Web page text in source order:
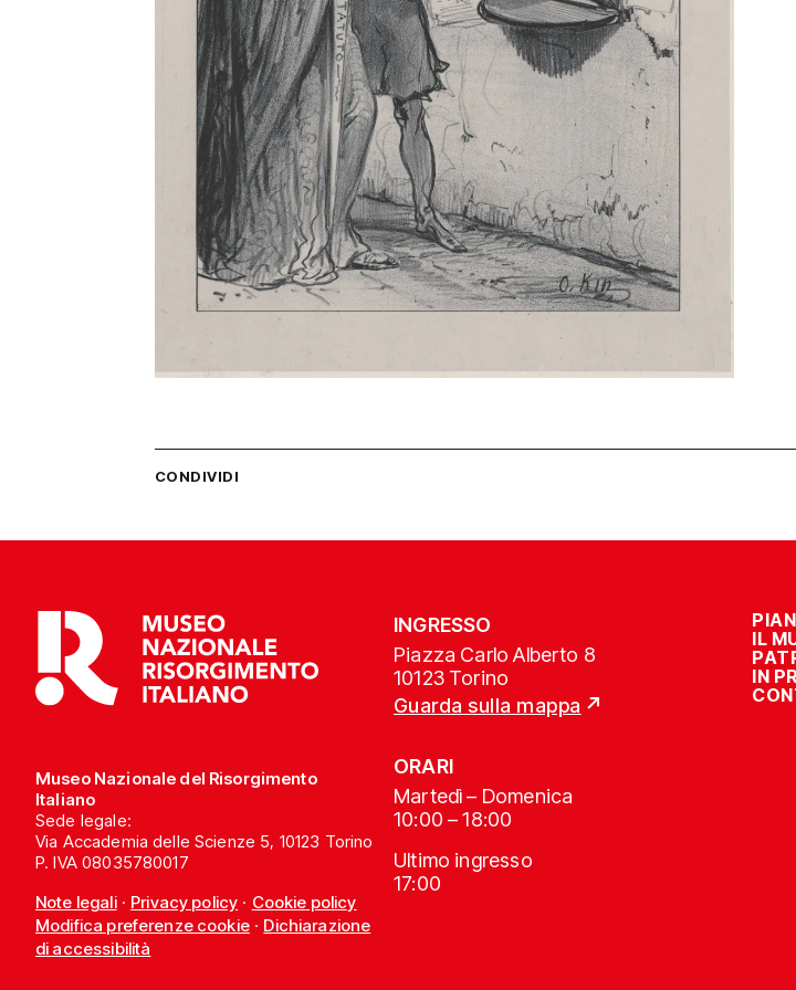
CONDIVIDI
Museo Nazionale del Risorgimento
Italiano
Sede legale:
Via Accademia delle Scienze 5, 10123 Torino
P. IVA 08035780017
Note legali· Privacy policy · Cookie policy
Modifica preferenze cookie· Dichiarazione
di accessibilità
INGRESSO
Piazza Carlo Alberto 8
10123 Torino
Guarda sulla mappa
ORARI
Martedì – Domenica
10:00 – 18:00
Ultimo ingresso
17:00
IL
IN